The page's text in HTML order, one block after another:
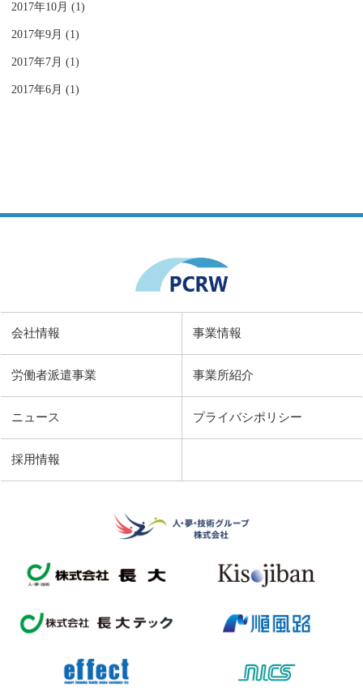
2017年10月 (1)
2017年9月 (1)
2017年7月 (1)
2017年6月 (1)
会社情報 事業情報
労働者派遣事業 事業所紹介
ニュース
採用情報
プライバシポリシー